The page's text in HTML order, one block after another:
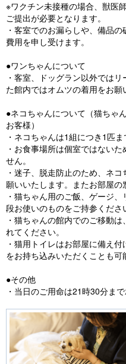
※ワクチン未接種の場合、獣医
ご提出が必要となります。
・客室でのお漏らしや、備品
費用を申し受けます。
●ワンちゃんについて
・客室、ドッグラン以外では
た館内ではオムツの着用をお願
●ネコちゃんについて（猫ちゃ
お客様）
・ネコちゃんは1組につき1匹ま
・お食事場所は個室ではない
せん。
・迷子、脱走防止のため、ネ
願いいたします。またお部屋の
・猫ちゃん用のご飯、ゲージ
段お使いのものをご持参くださ
・猫ちゃんの館内でのご移動
れてください。
・猫用トイレはお部屋に備え
をお持ち込みいただくことも可
●その他
・当日のご用命は21時30分まで